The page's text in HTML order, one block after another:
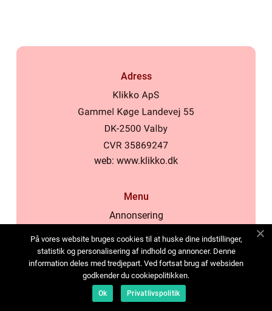
Adress
web: www.klikko.dk
Menu
Annonsering
Cookies
Kontakta oss
Sitemap
På vores website bruges cookies til at huske dine indstillinger,
statistik og personalisering af indhold og annoncer. Denne
information deles med tredjepart. Ved fortsat brug af websiden
godkender du cookiepolitikken.
Ok Privatlivspolitik